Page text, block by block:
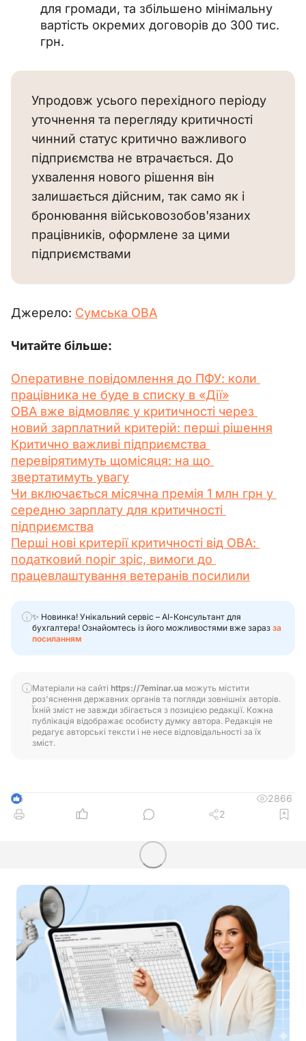
для громади, та збільшено мінімальну
вартість окремих договорів до 300 тис.
грн.
Упродовж усього перехідного періоду
уточнення та перегляду критичності
чинний статус критично важливого
підприємства не втрачається. До
ухвалення нового рішення він
залишається дійсним, так само як і
бронювання військовозобов'язаних
працівників, оформлене за цими
підприємствами
Джерело: Сумська ОВА
Читайте більше:
Оперативне повідомлення до ПФУ: коли
працівника не буде в списку в «Дії»
ОВА вже відмовляє у критичності через
новий зарплатний критерій: перші рішення
Критично важливі підприємства
перевірятимуть щомісяця: на що
звертатимуть увагу
Чи включається місячна премія 1 млн грн у
середню зарплату для критичності
підприємства
Перші нові критерії критичності від ОВА:
податковий поріг зріс, вимоги до
працевлаштування ветеранів посилили
✨ Новинка! Унікальний сервіс – АІ-Консультант для
бухгалтера! Ознайомтесь із його можливостями вже зараз за
посиланням
Матеріали на сайті https://7eminar.ua можуть містити
роз'яснення державних органів та погляди зовнішніх авторів.
Їхній зміст не завжди збігається з позицією редакції. Кожна
публікація відображає особисту думку автора. Редакція не
редагує авторські тексти і не несе відповідальності за їх
зміст.
5
2866
2